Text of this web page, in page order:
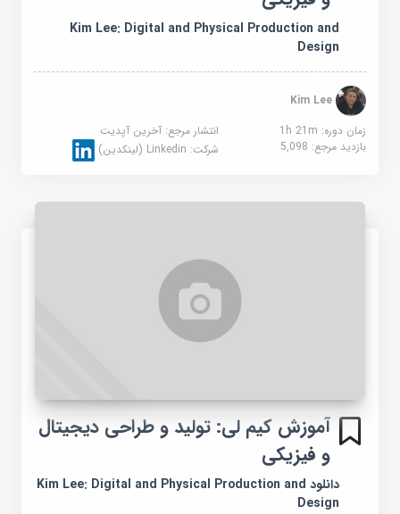
Kim Lee: Digital and Physical Production and
Design
Kim Lee
زمان دوره: 1h 21m
انتشار مرجع:آخرین آپدیت
بازدید مرجع:5,098 شرکت:Linkedin (لینکدین)
آموزش کیم لی: تولید و طراحی دیجیتال
و فیزیکی
دانلود Kim Lee: Digital and Physical Production and
Design